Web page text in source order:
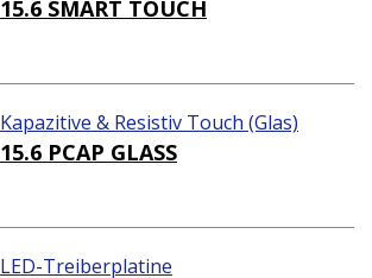
15.6 SMART TOUCH
Kapazitive & Resistiv Touch (Glas)
15.6 PCAP GLASS
LED-Treiberplatine